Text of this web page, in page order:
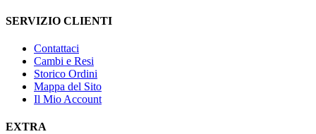
SERVIZIO CLIENTI
Contattaci
Cambi e Resi
Storico Ordini
Mappa del Sito
Il Mio Account
EXTRA